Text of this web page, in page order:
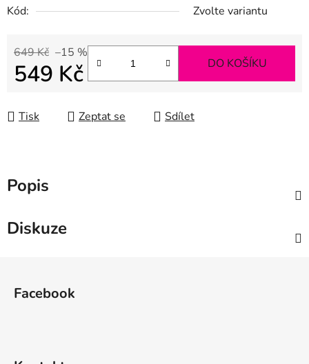
Kód:
Zvolte variantu
649 Kč –15 %
549 Kč DO KOŠÍKU
Tisk Zeptat se Sdílet
Popis
Diskuze
Facebook